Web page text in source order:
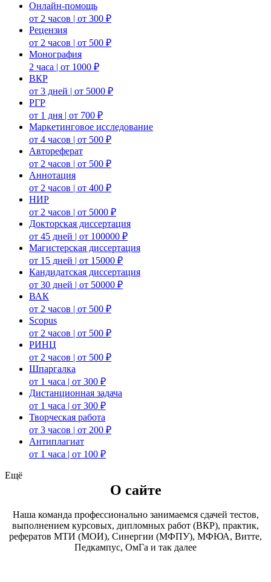
Онлайн-помощь
от 2 часов | от 300 ₽
Рецензия
от 2 часов | от 500 ₽
Монография
2 часа | от 1000 ₽
ВКР
от 3 дней | от 5000 ₽
РГР
от 1 дня | от 700 ₽
Маркетинговое исследование
от 4 часов | от 500 ₽
Автореферат
от 2 часов | от 500 ₽
Аннотация
от 2 часов | от 400 ₽
НИР
от 2 часов | от 5000 ₽
Докторская диссертация
от 45 дней | от 100000 ₽
Магистерская диссертация
от 15 дней | от 15000 ₽
Кандидатская диссертация
от 30 дней | от 50000 ₽
ВАК
от 2 часов | от 500 ₽
Scopus
от 2 часов | от 500 ₽
РИНЦ
от 2 часов | от 500 ₽
Шпаргалка
от 1 часа | от 300 ₽
Дистанционная задача
от 1 часа | от 300 ₽
Творческая работа
от 3 часов | от 200 ₽
Антиплагиат
от 1 часа | от 100 ₽
Ещё
О сайте
Наша команда профессионально занимаемся сдачей тестов,
выполнением курсовых, дипломных работ (ВКР), практик,
рефератов МТИ (МОИ), Синергии (МФПУ), МФЮА, Витте,
Педкампус, ОмГа и так далее